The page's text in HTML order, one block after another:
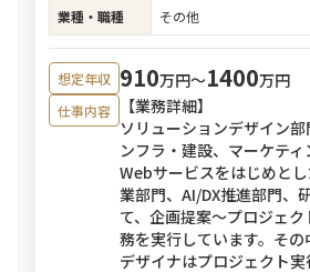
業種・職種
その他
想定年収 910万円〜1400万円
仕事内容
【業務詳細】
ソリューションデザイン
ンフラ・建設、マーケティ
Webサービスをはじめと
業部門、AI/DX推進部門、
て、企画提案〜プロジェ
務を実行しています。そ
デザイナはプロジェクト